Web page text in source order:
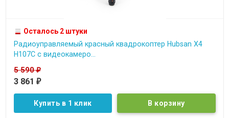
Осталось 2 штуки
Радиоуправляемый красный квадрокоптер Hubsan X4
H107C c видеокамеро...
5 590₽
3 861 ₽
Купить в 1 клик